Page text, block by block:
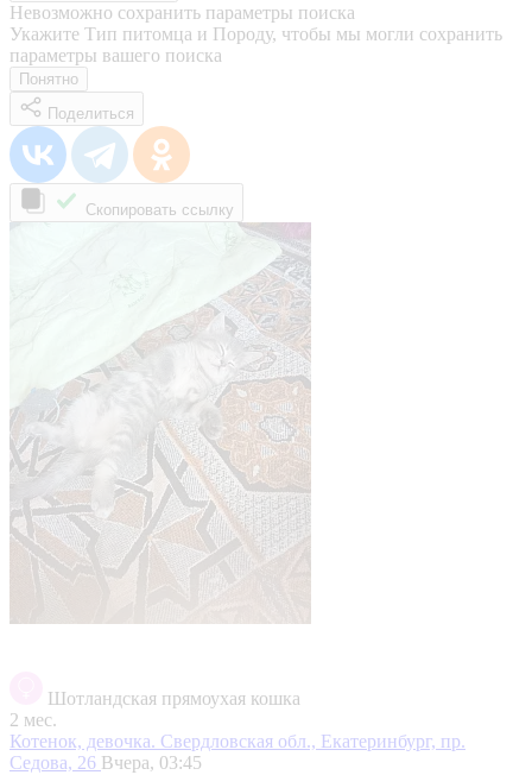
Невозможно сохранить параметры поиска
Укажите Тип питомца и Породу, чтобы мы могли сохранить
параметры вашего поиска
Понятно
Поделиться
Скопировать ссылку
Шотландская прямоухая кошка
2 мес.
Котенок, девочка. Свердловская обл., Екатеринбург, пр.
Седова, 26 Вчера, 03:45